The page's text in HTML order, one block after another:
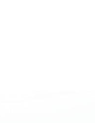
das einen fruchtbaren
schafft.